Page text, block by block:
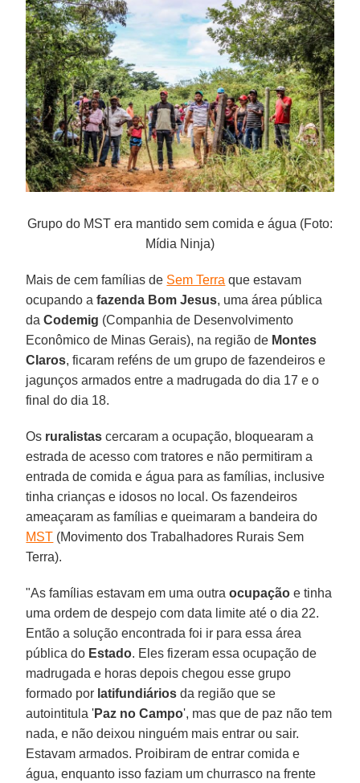
Grupo do MST era mantido sem comida e água (Foto:
Mídia Ninja)
Mais de cem famílias de Sem Terra que estavam
ocupando afazenda Bom Jesus, uma área pública
daCodemig (Companhia de Desenvolvimento
Econômico de Minas Gerais), na região de Montes
Claros, ficaram reféns de um grupo de fazendeiros e
jagunços armados entre a madrugada do dia 17 e o
final do dia 18.
Os ruralistas cercaram a ocupação, bloquearam a
estrada de acesso com tratores e não permitiram a
entrada de comida e água para as famílias, inclusive
tinha crianças e idosos no local. Os fazendeiros
ameaçaram as famílias e queimaram a bandeira do
MST (Movimento dos Trabalhadores Rurais Sem
Terra).
"As famílias estavam em uma outraocupação e tinha
uma ordem de despejo com data limite até o dia 22.
Então a solução encontrada foi ir para essa área
pública do Estado. Eles fizeram essa ocupação de
madrugada e horas depois chegou esse grupo
formado por latifundiários da região que se
autointitula 'Paz no Campo', mas que de paz não tem
nada, e não deixou ninguém mais entrar ou sair.
Estavam armados. Proibiram de entrar comida e
água, enquanto isso faziam um churrasco na frente